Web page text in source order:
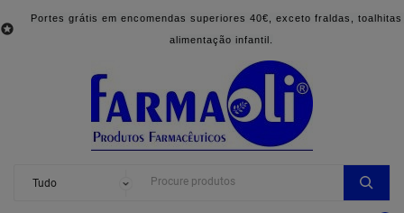

Portes grátis em encomendas superiores 40€, exceto fraldas, toalhitas
alimentação infantil.